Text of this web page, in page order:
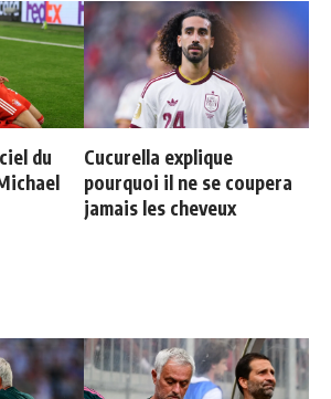
du
Cucurella explique
pourquoi il ne se coupera
jamais les cheveux